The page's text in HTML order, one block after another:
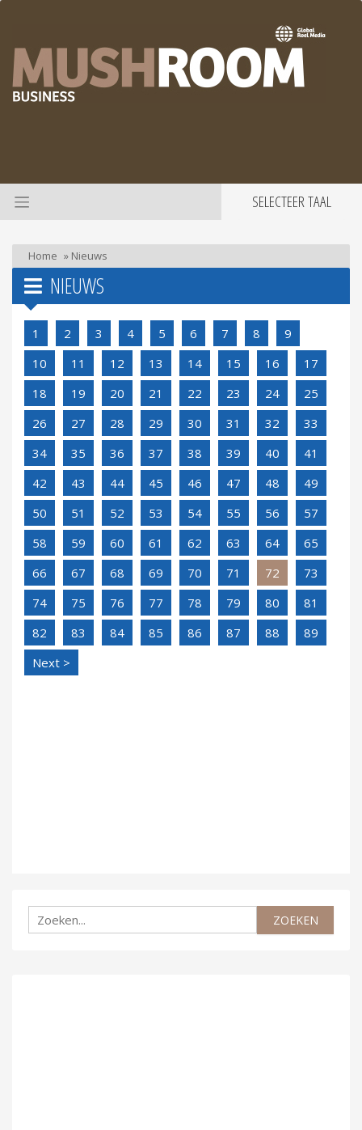
SELECTEER TAAL
Home » Nieuws
NIEUWS
1 2 3 4 5 6 7 8
9
10
11 12 13 14 15 16
17
18
19 20 21 22 23 24
25
26
27 28 29 30 31 32
33
34
35 36 37 38 39 40
41
42
43 44 45 46 47 48
49
50
51 52 53 54 55 56
57
58
59 60 61 62 63 64
65
66
67 68 69 70 71 72
73
74
75 76 77 78 79 80
81
82
83 84 85 86 87 88
89
Next >